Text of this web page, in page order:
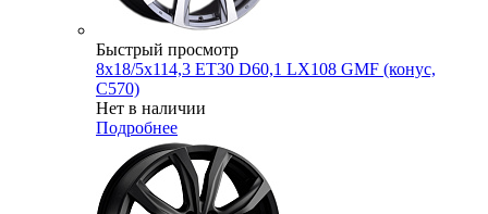
Быстрый просмотр
8x18/5x114,3 ET30 D60,1 LX108 GMF (конус,
C570)
Нет в наличии
Подробнее